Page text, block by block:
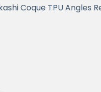
Coque TPU Angles